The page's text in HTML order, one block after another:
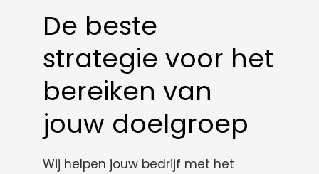
De beste
strategie voor het
bereiken van
jouw doelgroep
Wij helpen jouw bedrijf met het